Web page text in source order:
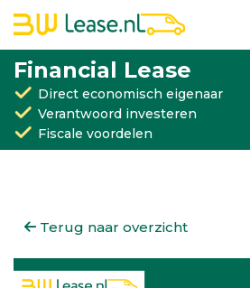
Financial Lease
Direct economisch eigenaar
Verantwoord investeren
Fiscale voordelen
Terug naar overzicht